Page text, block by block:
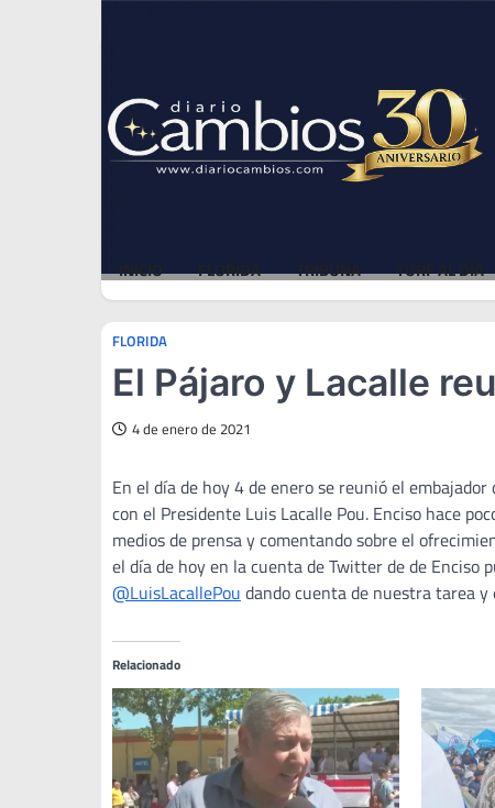
INICIO FLORIDA TRIBUNA TURF AL DÍA
FLORIDA
El Pájaro y Lacalle
4 de enero de 2021
En el día de hoy 4 de enero se reunió el
con el Presidente Luis Lacalle Pou. Enciso hace
medios de prensa y comentando sobre el
el día de hoy en la cuenta de Twitter de de Enciso
@LuisLacallePou dando cuenta de nuestra tarea
Relacionado